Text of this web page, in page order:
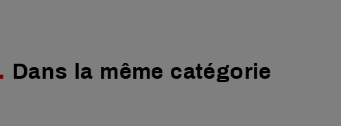
Dans la même catégorie